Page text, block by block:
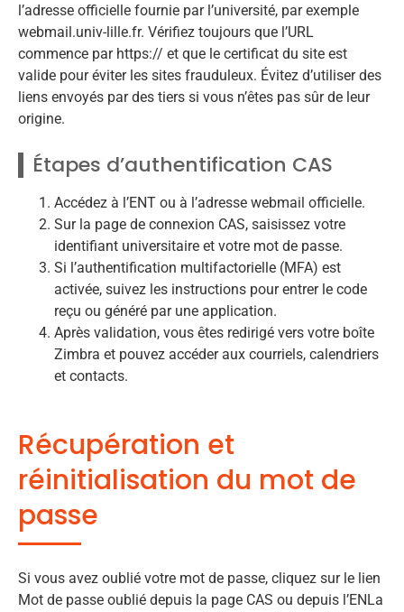
l’adresse officielle fournie par l’université, par exemple
webmail.univ-lille.fr. Vérifiez toujours que l’URL
commence par https:// et que le certificat du site est
valide pour éviter les sites frauduleux. Évitez d’utiliser des
liens envoyés par des tiers si vous n’êtes pas sûr de leur
origine.
Étapes d’authentification CAS
Accédez à l’ENT ou à l’adresse webmail officielle.
Sur la page de connexion CAS, saisissez votre
identifiant universitaire et votre mot de passe.
Si l’authentification multifactorielle (MFA) est
activée, suivez les instructions pour entrer le code
reçu ou généré par une application.
Après validation, vous êtes redirigé vers votre boîte
Zimbra et pouvez accéder aux courriels, calendriers
et contacts.
Récupération et
réinitialisation du mot de
passe
Si vous avez oublié votre mot de passe, cliquez sur le lien
Mot de passe oublié depuis la page CAS ou depuis l’ENLa